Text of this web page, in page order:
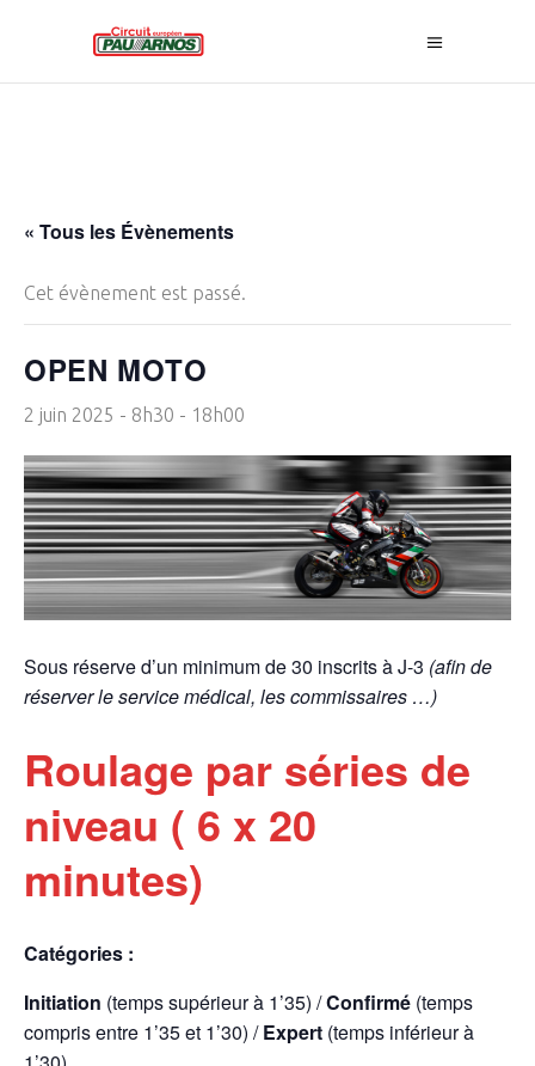
« Tous les Évènements
Cet évènement est passé.
OPEN MOTO
2 juin 2025 - 8h30 - 18h00
Sous réserve d’un minimum de 30 inscrits à J-3 (afin de
réserver le service médical, les commissaires …)
Roulage par séries de
niveau ( 6 x 20
minutes)
Catégories :
Initiation (temps supérieur à 1’35) /Confirmé (temps
compris entre 1’35 et 1’30) /Expert (temps inférieur à